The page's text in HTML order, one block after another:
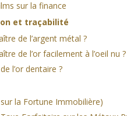
sur la finance
et traçabilité
de l’argent métal ?
de l’or facilement à l’oeil nu ?
l’or dentaire ?
sur la Fortune Immobilière)